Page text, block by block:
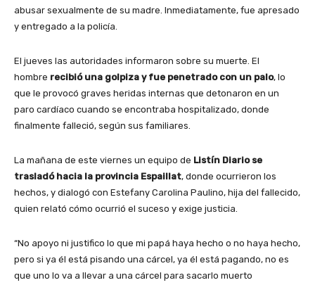
abusar sexualmente de su madre. Inmediatamente, fue apresado
y entregado a la policía.
El jueves las autoridades informaron sobre su muerte. El
hombre recibió una golpiza y fue penetrado con un palo, lo
que le provocó graves heridas internas que detonaron en un
paro cardíaco cuando se encontraba hospitalizado, donde
finalmente falleció, según sus familiares.
La mañana de este viernes un equipo de Listín Diario se
trasladó hacia la provincia Espaillat, donde ocurrieron los
hechos, y dialogó con Estefany Carolina Paulino, hija del fallecido,
quien relató cómo ocurrió el suceso y exige justicia.
“No apoyo ni justifico lo que mi papá haya hecho o no haya hecho,
pero si ya él está pisando una cárcel, ya él está pagando, no es
que uno lo va a llevar a una cárcel para sacarlo muerto